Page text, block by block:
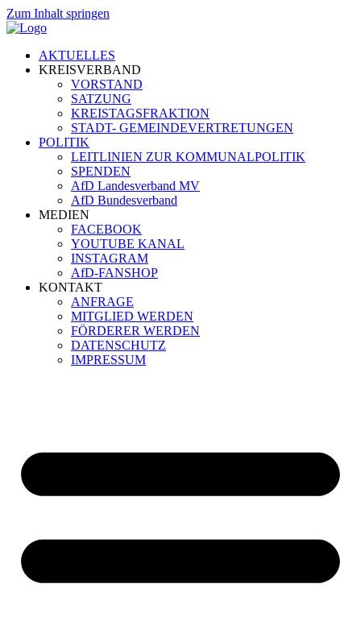
Zum Inhalt springen
AKTUELLES
KREISVERBAND
VORSTAND
SATZUNG
KREISTAGSFRAKTION
STADT- GEMEINDEVERTRETUNGEN
POLITIK
LEITLINIEN ZUR KOMMUNALPOLITIK
SPENDEN
AfD Landesverband MV
AfD Bundesverband
MEDIEN
FACEBOOK
YOUTUBE KANAL
INSTAGRAM
AfD-FANSHOP
KONTAKT
ANFRAGE
MITGLIED WERDEN
FÖRDERER WERDEN
DATENSCHUTZ
IMPRESSUM